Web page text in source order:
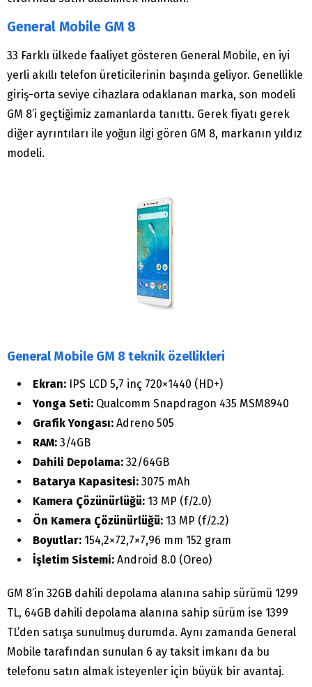
General Mobile GM 8
33 Farklı ülkede faaliyet gösteren General Mobile, en iyi
yerli akıllı telefon üreticilerinin başında geliyor. Genellikle
giriş-orta seviye cihazlara odaklanan marka, son modeli
GM 8’i geçtiğimiz zamanlarda tanıttı. Gerek fiyatı gerek
diğer ayrıntıları ile yoğun ilgi gören GM 8, markanın yıldız
modeli.
General Mobile GM 8 teknik özellikleri
Ekran: IPS LCD 5,7 inç 720×1440 (HD+)
Yonga Seti: Qualcomm Snapdragon 435 MSM8940
Grafik Yongası: Adreno 505
RAM: 3/4GB
Dahili Depolama: 32/64GB
Batarya Kapasitesi: 3075 mAh
Kamera Çözünürlüğü: 13 MP (f/2.0)
Ön Kamera Çözünürlüğü: 13 MP (f/2.2)
Boyutlar: 154,2×72,7×7,96 mm 152 gram
İşletim Sistemi: Android 8.0 (Oreo)
GM 8’in 32GB dahili depolama alanına sahip sürümü 1299
TL, 64GB dahili depolama alanına sahip sürüm ise 1399
TL’den satışa sunulmuş durumda. Aynı zamanda General
Mobile tarafından sunulan 6 ay taksit imkanı da bu
telefonu satın almak isteyenler için büyük bir avantaj.